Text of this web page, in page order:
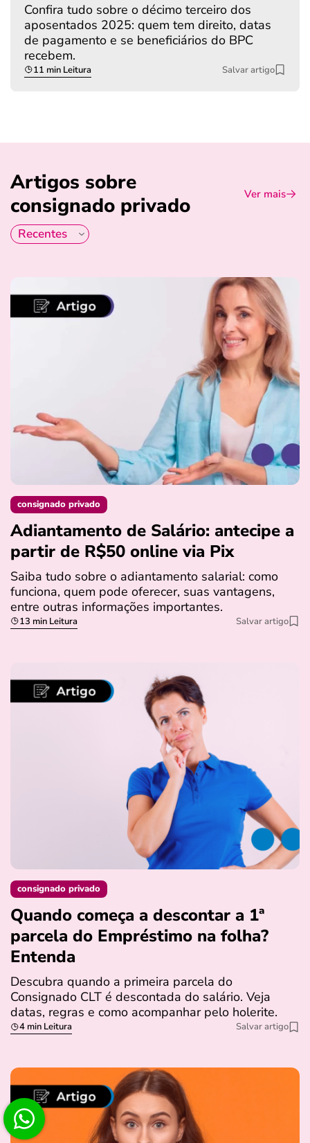
Confira tudo sobre o décimo terceiro dos
aposentados 2025: quem tem direito, datas
de pagamento e se beneficiários do BPC
recebem.
11 min Leitura Salvar artigo
Artigos sobre
consignado privado
Ver mais
consignado privado
Adiantamento de Salário: antecipe a
partir de R$50 online via Pix
Saiba tudo sobre o adiantamento salarial: como
funciona, quem pode oferecer, suas vantagens,
entre outras informações importantes.
13 min Leitura Salvar artigo
consignado privado
Quando começa a descontar a 1ª
parcela do Empréstimo na folha?
Entenda
Descubra quando a primeira parcela do
Consignado CLT é descontada do salário. Veja
datas, regras e como acompanhar pelo holerite.
4 min Leitura Salvar artigo